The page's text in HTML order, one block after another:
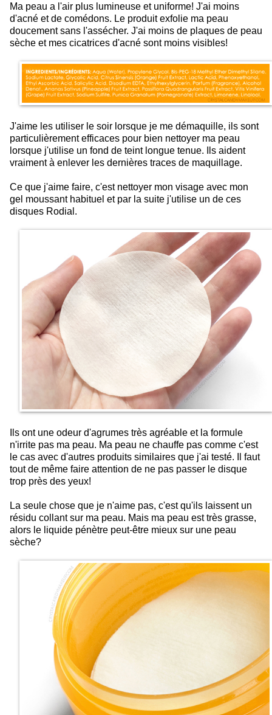
Ma peau a l'air plus lumineuse et uniforme! J'ai moins
d'acné et de comédons. Le produit exfolie ma peau
doucement sans l'assécher. J'ai moins de plaques de peau
sèche et mes cicatrices d'acné sont moins visibles!
J'aime les utiliser le soir lorsque je me démaquille, ils sont
particulièrement efficaces pour bien nettoyer ma peau
lorsque j'utilise un fond de teint longue tenue. Ils aident
vraiment à enlever les dernières traces de maquillage.
Ce que j'aime faire, c'est nettoyer mon visage avec mon
gel moussant habituel et par la suite j'utilise un de ces
disques Rodial.
Ils ont une odeur d'agrumes très agréable et la formule
n'irrite pas ma peau. Ma peau ne chauffe pas comme c'est
le cas avec d'autres produits similaires que j'ai testé. Il faut
tout de même faire attention de ne pas passer le disque
trop près des yeux!
La seule chose que je n'aime pas, c'est qu'ils laissent un
résidu collant sur ma peau. Mais ma peau est très grasse,
alors le liquide pénètre peut-être mieux sur une peau
sèche?